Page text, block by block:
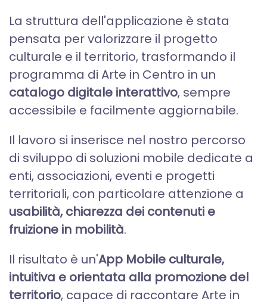
La struttura dell'applicazione è stata
pensata per valorizzare il progetto
culturale e il territorio, trasformando il
programma di Arte in Centro in un
catalogo digitale interattivo, sempre
accessibile e facilmente aggiornabile.
Il lavoro si inserisce nel nostro percorso
di sviluppo di soluzioni mobile dedicate a
enti, associazioni, eventi e progetti
territoriali, con particolare attenzione a
usabilità, chiarezza dei contenuti e
fruizione in mobilità.
Il risultato è un'App Mobile culturale,
intuitiva e orientata alla promozione del
territorio, capace di raccontare Arte in